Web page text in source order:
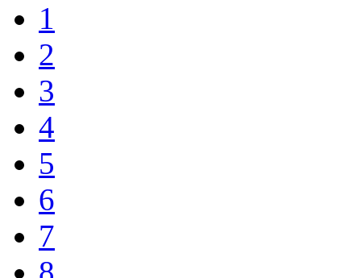
1
2
3
4
5
6
7